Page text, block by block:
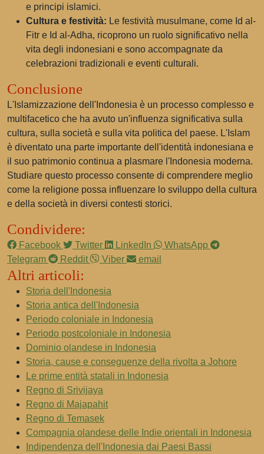
e principi islamici.
Cultura e festività: Le festività musulmane, come Id al-
Fitr e Id al-Adha, ricoprono un ruolo significativo nella
vita degli indonesiani e sono accompagnate da
celebrazioni tradizionali e eventi culturali.
Conclusione
L'Islamizzazione dell'Indonesia è un processo complesso e
multifacetico che ha avuto un'influenza significativa sulla
cultura, sulla società e sulla vita politica del paese. L'Islam
è diventato una parte importante dell'identità indonesiana e
il suo patrimonio continua a plasmare l'Indonesia moderna.
Studiare questo processo consente di comprendere meglio
come la religione possa influenzare lo sviluppo della cultura
e della società in diversi contesti storici.
Condividere:
Facebook Twitter LinkedIn
WhatsApp
Telegram
Reddit Viber email
Altri articoli:
Storia dell'Indonesia
Storia antica dell'Indonesia
Periodo coloniale in Indonesia
Periodo postcoloniale in Indonesia
Dominio olandese in Indonesia
Storia, cause e conseguenze della rivolta a Johore
Le prime entità statali in Indonesia
Regno di Srivijaya
Regno di Majapahit
Regno di Temasek
Compagnia olandese delle Indie orientali in Indonesia
Indipendenza dell'Indonesia dai Paesi Bassi